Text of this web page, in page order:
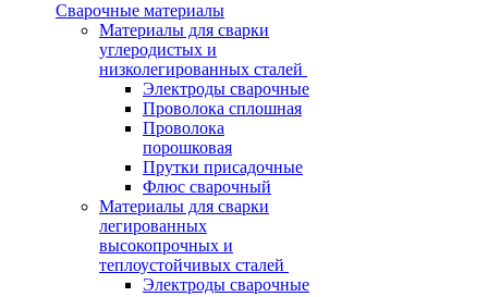
Сварочные материалы
Материалы для сварки
углеродистых и
низколегированных сталей
Электроды сварочные
Проволока сплошная
Проволока
порошковая
Прутки присадочные
Флюс сварочный
Материалы для сварки
легированных
высокопрочных и
теплоустойчивых сталей
Электроды сварочные